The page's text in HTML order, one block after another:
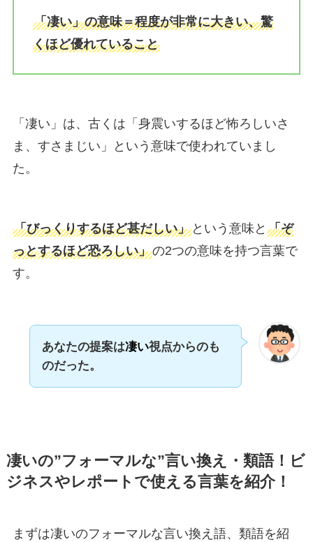
「凄い」の意味＝程度が非常に大きい、驚
くほど優れていること
「凄い」は、古くは「身震いするほど怖ろしいさ
ま、すさまじい」という意味で使われていまし
た。
「びっくりするほど甚だしい」という意味と 「ぞ
っとするほど恐ろしい」の2つの意味を持つ言葉で
す。
あなたの提案は凄い視点からのも
のだった。
凄いの”フォーマルな”言い換え・類語！ビ
ジネスやレポートで使える言葉を紹介！
まずは凄いのフォーマルな言い換え語、類語を紹